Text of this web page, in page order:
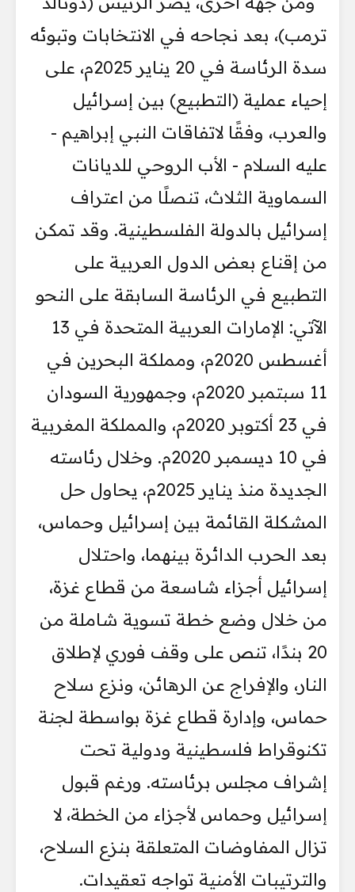
ترمب)، بعد نجاحه في الانتخابات وتبوئه
سدة الرئاسة في 20 يناير 2025م، على
إحياء عملية (التطبيع) بين إسرائيل
والعرب، وفقًا لاتفاقات النبي إبراهيم -
عليه السلام - الأب الروحي للديانات
السماوية الثلاث، تنصلًا من اعتراف
إسرائيل بالدولة الفلسطينية. وقد تمكن
من إقناع بعض الدول العربية على
التطبيع في الرئاسة السابقة على النحو
الآتي: الإمارات العربية المتحدة في 13
أغسطس 2020م، ومملكة البحرين في
11 سبتمبر 2020م، وجمهورية السودان
في 23 أكتوبر 2020م، والمملكة المغربية
في 10 ديسمبر 2020م. وخلال رئاسته
الجديدة منذ يناير 2025م، يحاول حل
المشكلة القائمة بين إسرائيل وحماس،
بعد الحرب الدائرة بينهما، واحتلال
إسرائيل أجزاء شاسعة من قطاع غزة،
من خلال وضع خطة تسوية شاملة من
20 بندًا، تنص على وقف فوري لإطلاق
النار، والإفراج عن الرهائن، ونزع سلاح
حماس، وإدارة قطاع غزة بواسطة لجنة
تكنوقراط فلسطينية ودولية تحت
إشراف مجلس برئاسته. ورغم قبول
إسرائيل وحماس لأجزاء من الخطة، لا
تزال المفاوضات المتعلقة بنزع السلاح،
والترتيبات الأمنية تواجه تعقيدات.